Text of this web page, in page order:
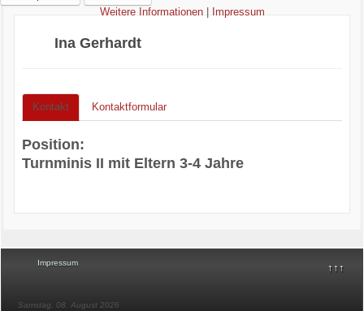
Kinderschutz
Events
Gastronomie
Ina Gerhardt
Kontakt Kontaktformular
Position:
Turnminis II mit Eltern 3-4 Jahre
↑↑↑
Impressum
Samstag, 08. August 2026
Weitere Informationen| Impressum